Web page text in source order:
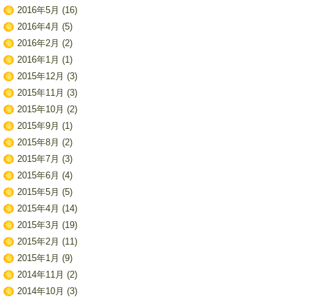
2016年5月 (16)
2016年4月 (5)
2016年2月 (2)
2016年1月 (1)
2015年12月 (3)
2015年11月 (3)
2015年10月 (2)
2015年9月 (1)
2015年8月 (2)
2015年7月 (3)
2015年6月 (4)
2015年5月 (5)
2015年4月 (14)
2015年3月 (19)
2015年2月 (11)
2015年1月 (9)
2014年11月 (2)
2014年10月 (3)